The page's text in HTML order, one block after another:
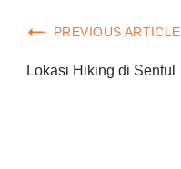
PREVIOUS ARTICLE
Lokasi Hiking di Sentul